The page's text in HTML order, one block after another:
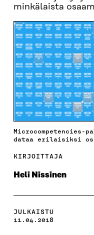
minkälaista
dataa erilaisiksi
KIRJOITTAJA
Heli Nissinen
JULKAISTU
11.04.2018